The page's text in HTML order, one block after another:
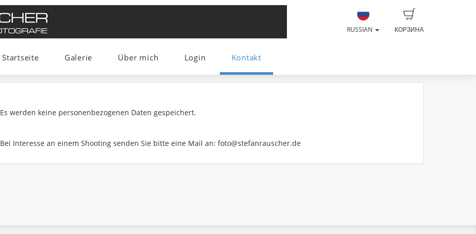
КОРЗИНА
RUSSIAN
Startseite Galerie Über mich Login Kontakt
Es werden keine personenbezogenen Daten gespeichert.
Bei Interesse an einem Shooting senden Sie bitte eine Mail an: foto@stefanrauscher.de